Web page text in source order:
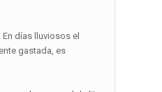
días lluviosos el
gastada, es